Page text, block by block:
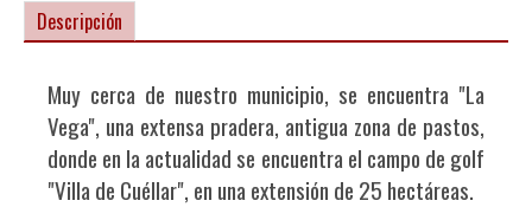
Descripción
Muy cerca de nuestro municipio, se encuentra "La
Vega", una extensa pradera, antigua zona de pastos,
donde en la actualidad se encuentra el campo de golf
"Villa de Cuéllar", en una extensión de 25 hectáreas.